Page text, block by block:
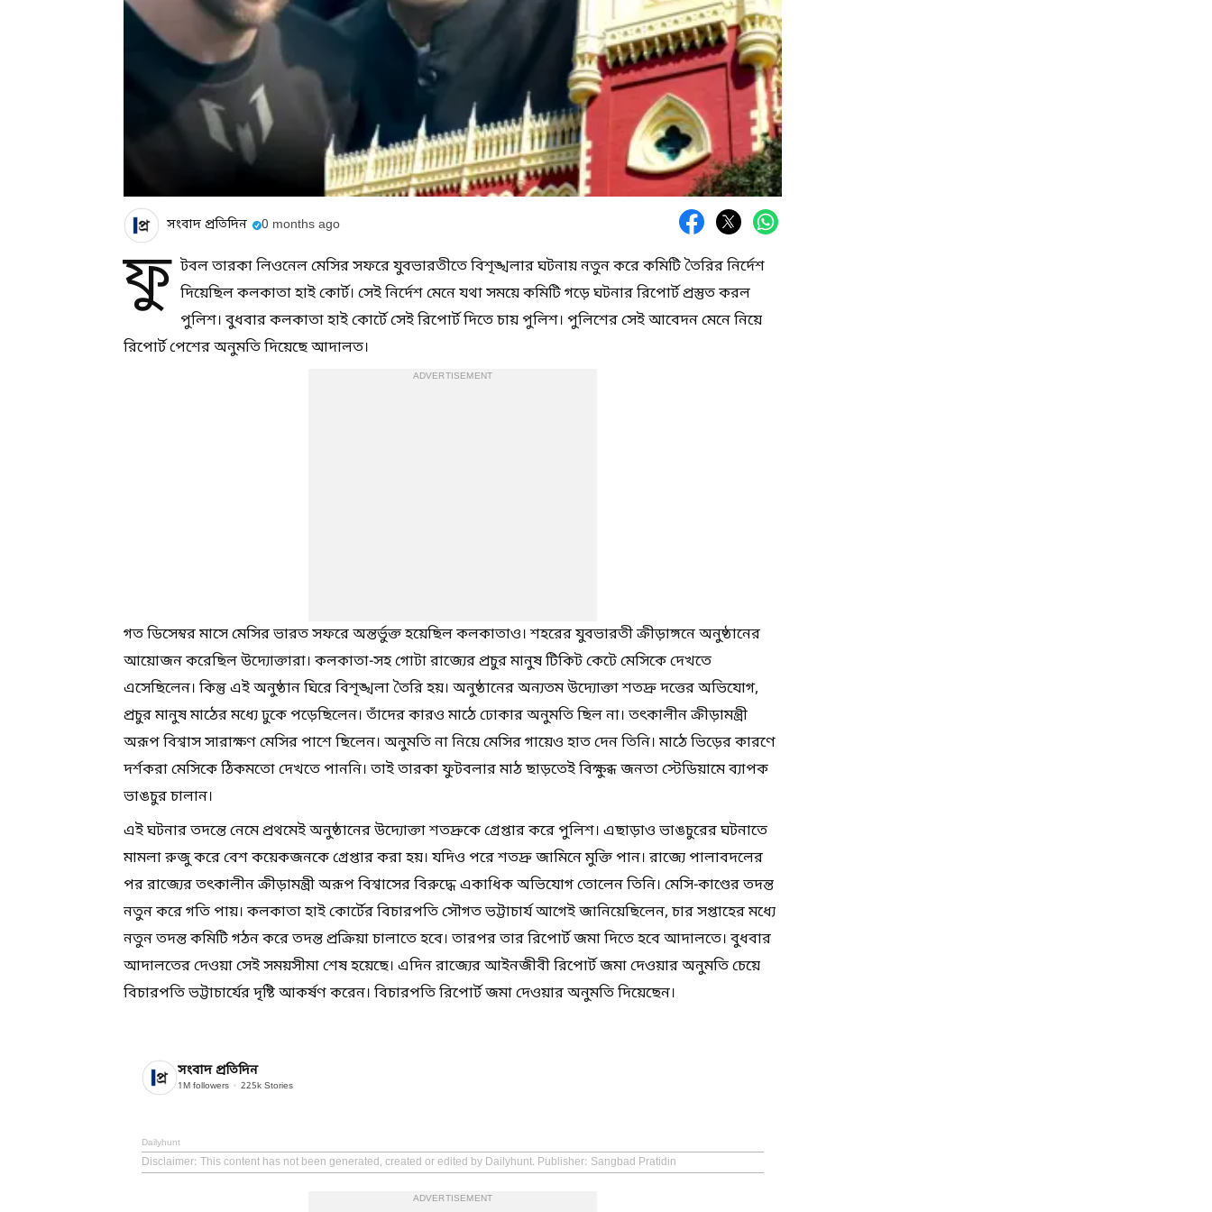
সংবাদ প্রতিদিন 0 months ago
ফু টবল তারকা লিওনেল মেসির সফরে যুবভারতীতে বিশৃঙ্খলার ঘটনায় নতুন করে কমিটি তৈরির নির্দেশ
দিয়েছিল কলকাতা হাই কোর্ট। সেই নির্দেশ মেনে যথা সময়ে কমিটি গড়ে ঘটনার রিপোর্ট প্রস্তুত করল
পুলিশ। বুধবার কলকাতা হাই কোর্টে সেই রিপোর্ট দিতে চায় পুলিশ। পুলিশের সেই আবেদন মেনে নিয়ে
রিপোর্ট পেশের অনুমতি দিয়েছে আদালত।
ADVERTISEMENT
গত ডিসেম্বর মাসে মেসির ভারত সফরে অন্তর্ভুক্ত হয়েছিল কলকাতাও। শহরের যুবভারতী ক্রীড়াঙ্গনে অনুষ্ঠানের
আয়োজন করেছিল উদ্যোক্তারা। কলকাতা-সহ গোটা রাজ্যের প্রচুর মানুষ টিকিট কেটে মেসিকে দেখতে
এসেছিলেন। কিন্তু এই অনুষ্ঠান ঘিরে বিশৃঙ্খলা তৈরি হয়। অনুষ্ঠানের অন্যতম উদ্যোক্তা শতদ্রু দত্তের অভিযোগ,
প্রচুর মানুষ মাঠের মধ্যে ঢুকে পড়েছিলেন। তাঁদের কারও মাঠে ঢোকার অনুমতি ছিল না। তৎকালীন ক্রীড়ামন্ত্রী
অরূপ বিশ্বাস সারাক্ষণ মেসির পাশে ছিলেন। অনুমতি না নিয়ে মেসির গায়েও হাত দেন তিনি। মাঠে ভিড়ের কারণে
দর্শকরা মেসিকে ঠিকমতো দেখতে পাননি। তাই তারকা ফুটবলার মাঠ ছাড়তেই বিক্ষুব্ধ জনতা স্টেডিয়ামে ব্যাপক
ভাঙচুর চালান।
এই ঘটনার তদন্তে নেমে প্রথমেই অনুষ্ঠানের উদ্যোক্তা শতদ্রুকে গ্রেপ্তার করে পুলিশ। এছাড়াও ভাঙচুরের ঘটনাতে
মামলা রুজু করে বেশ কয়েকজনকে গ্রেপ্তার করা হয়। যদিও পরে শতদ্রু জামিনে মুক্তি পান। রাজ্যে পালাবদলের
পর রাজ্যের তৎকালীন ক্রীড়ামন্ত্রী অরূপ বিশ্বাসের বিরুদ্ধে একাধিক অভিযোগ তোলেন তিনি। মেসি-কাণ্ডের তদন্ত
নতুন করে গতি পায়। কলকাতা হাই কোর্টের বিচারপতি সৌগত ভট্টাচার্য আগেই জানিয়েছিলেন, চার সপ্তাহের মধ্যে
নতুন তদন্ত কমিটি গঠন করে তদন্ত প্রক্রিয়া চালাতে হবে। তারপর তার রিপোর্ট জমা দিতে হবে আদালতে। বুধবার
আদালতের দেওয়া সেই সময়সীমা শেষ হয়েছে। এদিন রাজ্যের আইনজীবী রিপোর্ট জমা দেওয়ার অনুমতি চেয়ে
বিচারপতি ভট্টাচার্যের দৃষ্টি আকর্ষণ করেন। বিচারপতি রিপোর্ট জমা দেওয়ার অনুমতি দিয়েছেন।
সংবাদ প্রতিদিন
1M followers 225k Stories
Dailyhunt
Disclaimer: This content has not been generated, created or edited by Dailyhunt. Publisher: Sangbad Pratidin
ADVERTISEMENT